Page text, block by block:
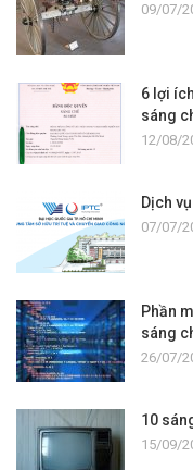
09/07/
6 lợi
sáng
12/08/
Dịch
07/07/
Phần
sáng
26/07/
10
15/09/